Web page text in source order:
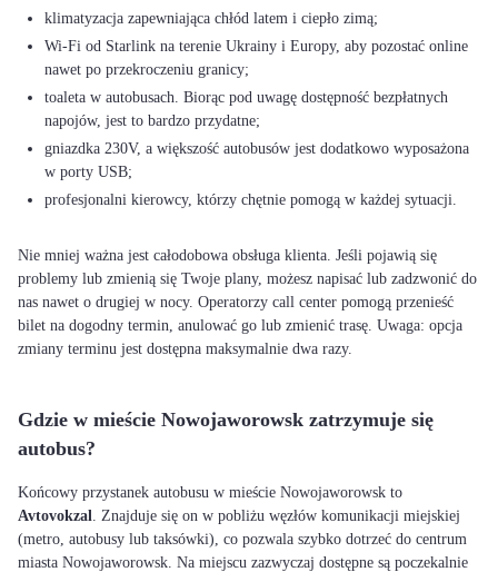
klimatyzacja zapewniająca chłód latem i ciepło zimą;
Wi-Fi od Starlink na terenie Ukrainy i Europy, aby pozostać online
nawet po przekroczeniu granicy;
toaleta w autobusach. Biorąc pod uwagę dostępność bezpłatnych
napojów, jest to bardzo przydatne;
gniazdka 230V, a większość autobusów jest dodatkowo wyposażona
w porty USB;
profesjonalni kierowcy, którzy chętnie pomogą w każdej sytuacji.
Nie mniej ważna jest całodobowa obsługa klienta. Jeśli pojawią się
problemy lub zmienią się Twoje plany, możesz napisać lub zadzwonić do
nas nawet o drugiej w nocy. Operatorzy call center pomogą przenieść
bilet na dogodny termin, anulować go lub zmienić trasę. Uwaga: opcja
zmiany terminu jest dostępna maksymalnie dwa razy.
Gdzie w mieście Nowojaworowsk zatrzymuje się
autobus?
Końcowy przystanek autobusu w mieście Nowojaworowsk to
Avtovokzal. Znajduje się on w pobliżu węzłów komunikacji miejskiej
(metro, autobusy lub taksówki), co pozwala szybko dotrzeć do centrum
miasta Nowojaworowsk. Na miejscu zazwyczaj dostępne są poczekalnie